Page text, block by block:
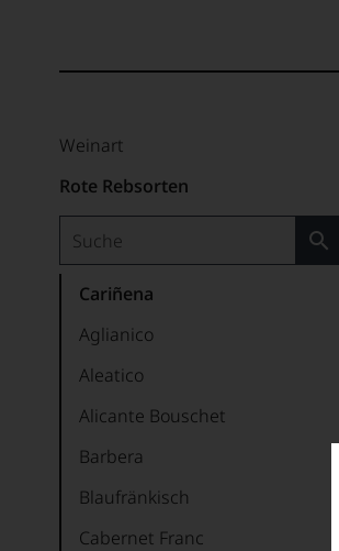
Weinart
Rote Rebsorten
Cariñena
Aglianico
Aleatico
Alicante Bouschet
Barbera
Blaufränkisch
Cabernet Franc